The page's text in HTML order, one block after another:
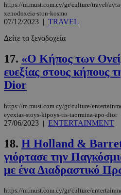
https://m.must.com.cy/gr/culture/travel/
xenodoxeia-ston-kosmo
07/12/2023 | TRAVEL
Δείτε τα ξενοδοχεία
17. «Ο Κήπος των
ευεξίας στους κήπους
Dior
https://m.must.com.cy/gr/culture/
eyexias-stoys-kipoys-tis-taormina-apo-dior
27/06/2023 | ENTERTAINMENT
18. Η Holland &
γιόρτασε την
με ένα Διαδραστικό
https://m.must.com.cy/gr/culture/
Privacy Policy